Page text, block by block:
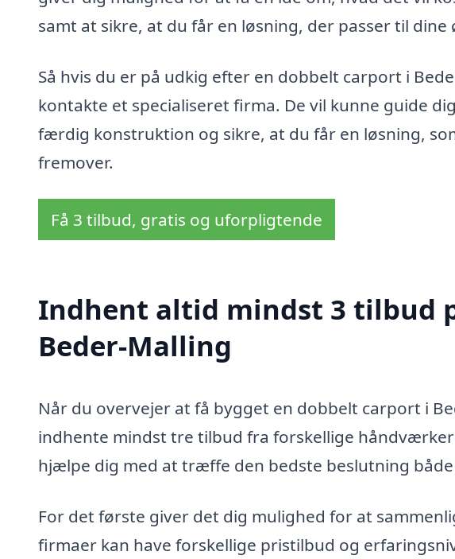
samt at sikre, at du får en løsning, der passer til dine
Så hvis du er på udkig efter en dobbelt carport i
kontakte et specialiseret firma. De vil kunne guide
færdig konstruktion og sikre, at du får en løsning,
fremover.
Få 3 tilbud, gratis og uforpligtende
Indhent altid mindst 3 tilbud
Beder-Malling
Når du overvejer at få bygget en dobbelt carport i
indhente mindst tre tilbud fra forskellige
hjælpe dig med at træffe den bedste beslutning
For det første giver det dig mulighed for at
firmaer kan have forskellige pristilbud og